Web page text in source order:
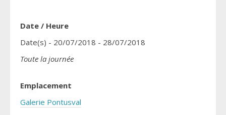
Date / Heure
Date(s) - 20/07/2018 - 28/07/2018
Toute la journée
Emplacement
Galerie Pontusval